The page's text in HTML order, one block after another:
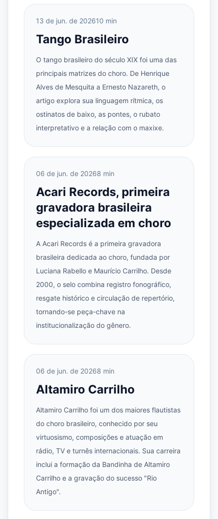
13 de jun. de 202610 min
Tango Brasileiro
O tango brasileiro do século XIX foi uma das
principais matrizes do choro. De Henrique
Alves de Mesquita a Ernesto Nazareth, o
artigo explora sua linguagem rítmica, os
ostinatos de baixo, as pontes, o rubato
interpretativo e a relação com o maxixe.
06 de jun. de 20268 min
Acari Records, primeira
gravadora brasileira
especializada em choro
A Acari Records é a primeira gravadora
brasileira dedicada ao choro, fundada por
Luciana Rabello e Maurício Carrilho. Desde
2000, o selo combina registro fonográfico,
resgate histórico e circulação de repertório,
tornando-se peça-chave na
institucionalização do gênero.
06 de jun. de 20268 min
Altamiro Carrilho
Altamiro Carrilho foi um dos maiores flautistas
do choro brasileiro, conhecido por seu
virtuosismo, composições e atuação em
rádio, TV e turnês internacionais. Sua carreira
inclui a formação da Bandinha de Altamiro
Carrilho e a gravação do sucesso "Rio
Antigo".